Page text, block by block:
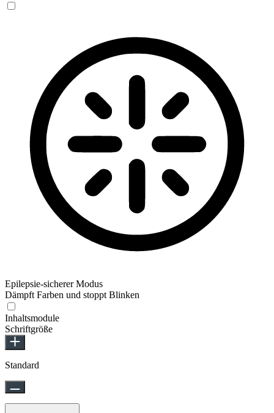
Epilepsie-sicherer Modus
Dämpft Farben und stoppt Blinken
Inhaltsmodule
Schriftgröße
Standard